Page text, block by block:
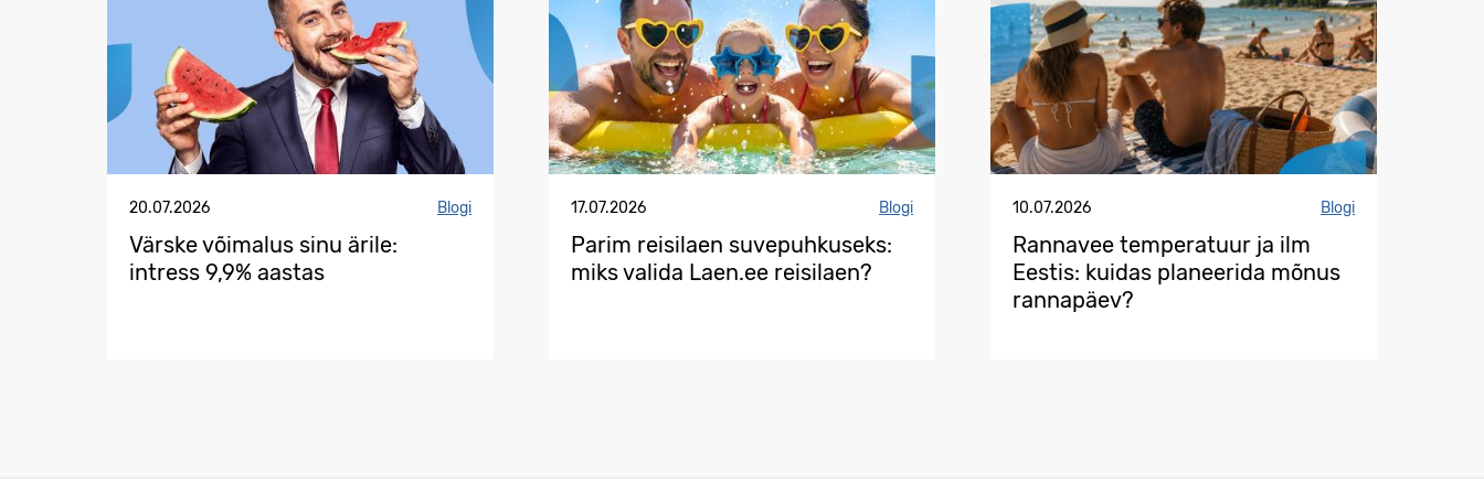
20.07.2026 Blogi
Värske võimalus sinu ärile:
intress 9,9% aastas
17.07.2026 Blogi
Parim reisilaen suvepuhkuseks:
miks valida Laen.ee reisilaen?
10.07.2026 Blogi
Rannavee temperatuur ja ilm
Eestis: kuidas planeerida mõnus
rannapäev?